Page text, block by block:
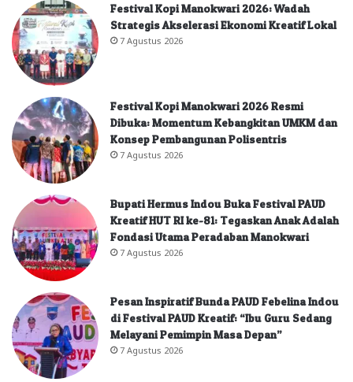
Festival Kopi Manokwari 2026: Wadah
Strategis Akselerasi Ekonomi Kreatif Lokal
7 Agustus 2026
Festival Kopi Manokwari 2026 Resmi
Dibuka: Momentum Kebangkitan UMKM dan
Konsep Pembangunan Polisentris
7 Agustus 2026
Bupati Hermus Indou Buka Festival PAUD
Kreatif HUT RI ke-81: Tegaskan Anak Adalah
Fondasi Utama Peradaban Manokwari
7 Agustus 2026
Pesan Inspiratif Bunda PAUD Febelina Indou
di Festival PAUD Kreatif: “Ibu Guru Sedang
Melayani Pemimpin Masa Depan”
7 Agustus 2026